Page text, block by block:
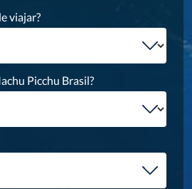
viajar?
Picchu Brasil?